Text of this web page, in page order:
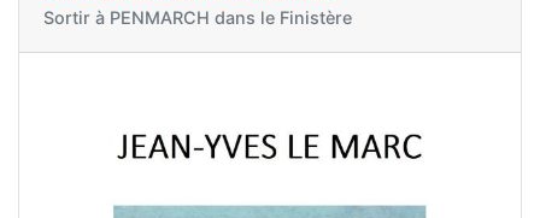
Sortir à PENMARCH dans le Finistère